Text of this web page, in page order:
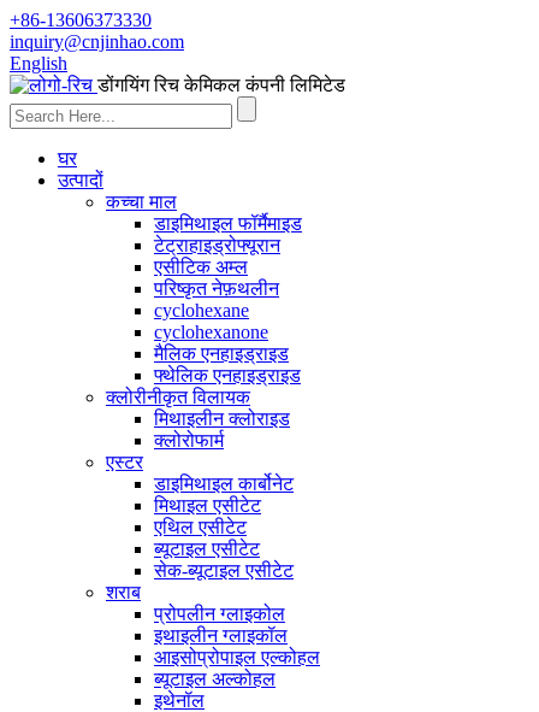
+86-13606373330
inquiry@cnjinhao.com
English
डोंगयिंग रिच केमिकल कंपनी लिमिटेड
घर
उत्पादों
कच्चा माल
डाइमिथाइल फॉर्मैमाइड
टेट्राहाइड्रोफ्यूरान
एसीटिक अम्ल
परिष्कृत नेफ़थलीन
cyclohexane
cyclohexanone
मैलिक एनहाइड्राइड
फ्थेलिक एनहाइड्राइड
क्लोरीनीकृत विलायक
मिथाइलीन क्लोराइड
क्लोरोफार्म
एस्टर
डाइमिथाइल कार्बोनेट
मिथाइल एसीटेट
एथिल एसीटेट
ब्यूटाइल एसीटेट
सेक-ब्यूटाइल एसीटेट
शराब
प्रोपलीन ग्लाइकोल
इथाइलीन ग्लाइकॉल
आइसोप्रोपाइल एल्कोहल
ब्यूटाइल अल्कोहल
इथेनॉल